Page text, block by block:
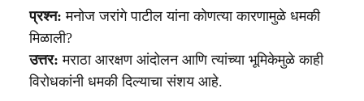
प्रश्न: मनोज जरांगे पाटील यांना कोणत्या कारणामुळे धमकी
मिळाली?
उत्तर: मराठा आरक्षण आंदोलन आणि त्यांच्या भूमिकेमुळे काही
विरोधकांनी धमकी दिल्याचा संशय आहे.